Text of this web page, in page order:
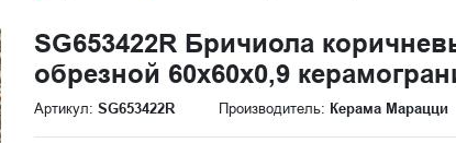
SG653422R Бричиола
обрезной 60x60x0,9
Артикул: SG653422R Производитель: Керама Марацци